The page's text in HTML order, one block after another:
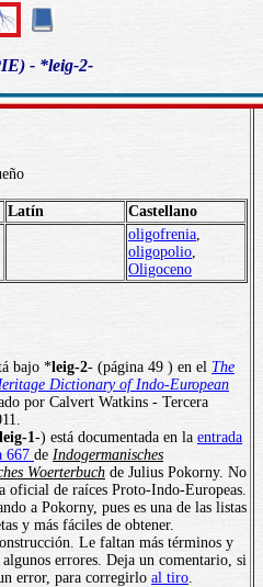
- *leig-2-
Latín
Castellano
oligofrenia
oligopolio
Oligoceno
bajo *leig-2- (página 49 ) en el The
Dictionary of Indo-European
por Calvert Watkins - Tercera
leig-1 -) está documentada en la entrada
667 de Indogermanisches
Woerterbuch de Julius Pokorny. No
oficial de raíces Proto-Indo-Europeas.
a Pokorny, pues es una de las listas
y más fáciles de obtener.
Le faltan más términos y
algunos errores. Deja un comentario, si
error, para corregirlo al tiro